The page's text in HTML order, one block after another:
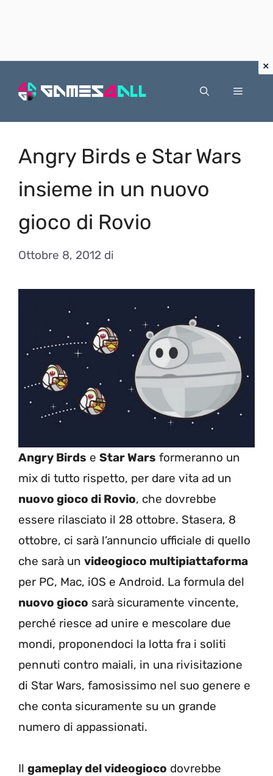
Menu
Angry Birds e Star Wars
insieme in un nuovo
gioco di Rovio
Ottobre 8, 2012 di
Angry Birds e Star Wars formeranno un
mix di tutto rispetto, per dare vita ad un
nuovo gioco di Rovio, che dovrebbe
essere rilasciato il 28 ottobre. Stasera, 8
ottobre, ci sarà l’annuncio ufficiale di quello
che sarà un videogioco multipiattaforma
per PC, Mac, iOS e Android. La formula del
nuovo gioco sarà sicuramente vincente,
perché riesce ad unire e mescolare due
mondi, proponendoci la lotta fra i soliti
pennuti contro maiali, in una rivisitazione
di Star Wars, famosissimo nel suo genere e
che conta sicuramente su un grande
numero di appassionati.
Il gameplay del videogioco dovrebbe